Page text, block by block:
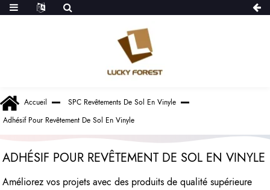
Accueil
SPC Revêtements De Sol En Vinyle
Adhésif Pour Revêtement De Sol En Vinyle
ADHÉSIF POUR REVÊTEMENT DE SOL EN VINYLE
Améliorez vos projets avec des produits de qualité supérieure